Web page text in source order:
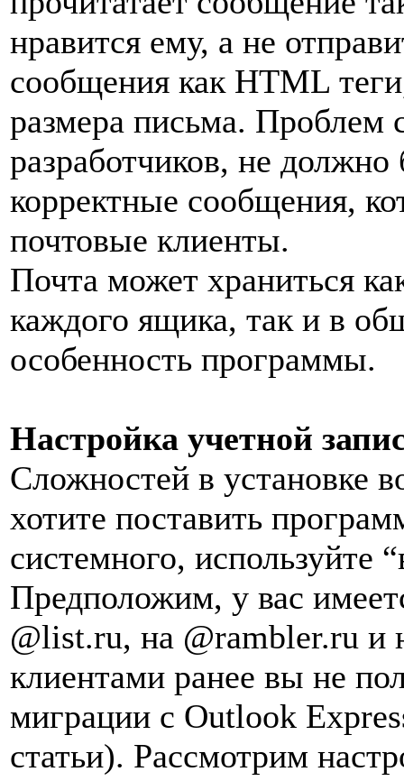
нравится ему, а не
сообщения как HTML
размера письма. Проблем
разработчиков, не
корректные сообщения,
почтовые клиенты.
Почта может храниться
каждого ящика, так и в
особенность программы.
Настройка учетной
Сложностей в установке
хотите поставить
системного, используйте
Предположим, у вас
@list.ru, на @rambler.ru и
клиентами ранее вы не
миграции с Outlook
статьи). Рассмотрим